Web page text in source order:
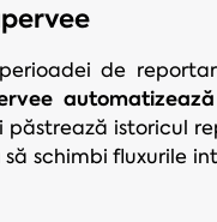
de
istoricul
schimbi fluxurile